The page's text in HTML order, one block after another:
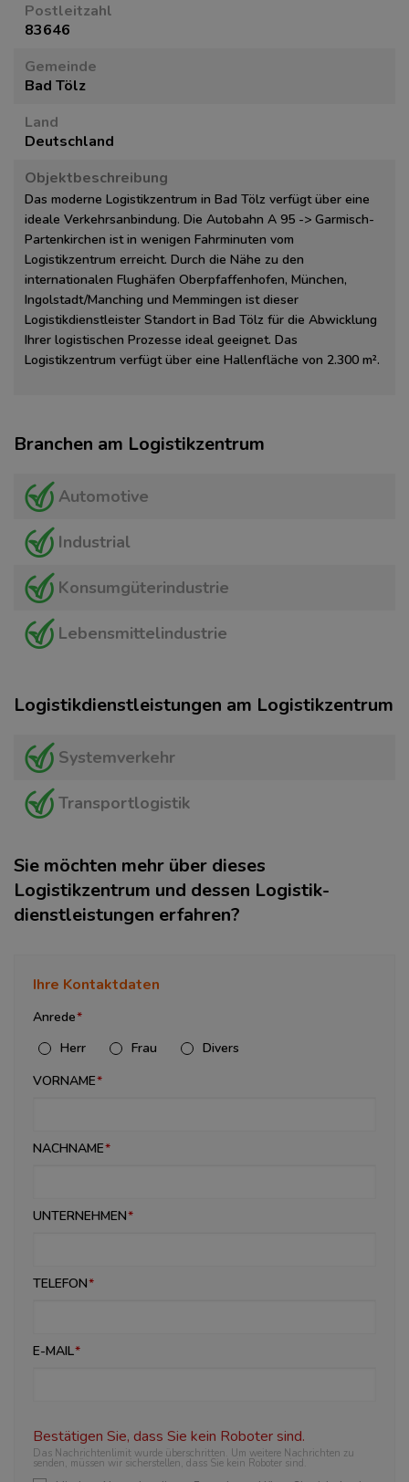
Postleitzahl
83646
Gemeinde
Bad Tölz
Land
Deutschland
Objektbeschreibung
Das moderne Logistikzentrum in Bad Tölz verfügt über eine
ideale Verkehrsanbindung. Die Autobahn A 95 -> Garmisch-
Partenkirchen ist in wenigen Fahrminuten vom
Logistikzentrum erreicht. Durch die Nähe zu den
internationalen Flughäfen Oberpfaffenhofen, München,
Ingolstadt/Manching und Memmingen ist dieser
Logistikdienstleister Standort in Bad Tölz für die Abwicklung
Ihrer logistischen Prozesse ideal geeignet. Das
Logistikzentrum verfügt über eine Hallenfläche von 2.300 m².
Branchen am Logistikzentrum
Automotive
Industrial
Konsumgüterindustrie
Lebensmittelindustrie
Logistikdienstleistungen am Logistikzentrum
Systemverkehr
Transportlogistik
Sie möchten mehr über dieses
Logistikzentrum und dessen Logistik­
dienstleistungen erfahren?
Ihre Kontaktdaten
Anrede
Herr
Frau
Divers
VORNAME
NACHNAME
UNTERNEHMEN
TELEFON
E-MAIL
Bestätigen Sie, dass Sie kein Roboter sind.
Das Nachrichtenlimit wurde überschritten. Um weitere Nachrichten zu
senden, müssen wir sicherstellen, dass Sie kein Roboter sind.